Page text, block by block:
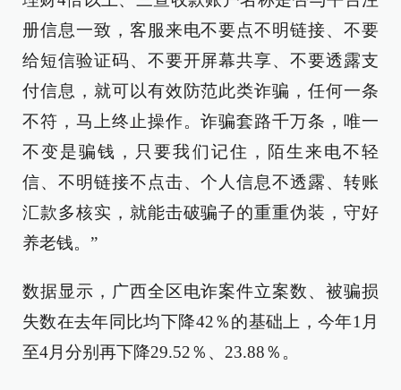
册信息一致，客服来电不要点不明链接、不要
给短信验证码、不要开屏幕共享、不要透露支
付信息，就可以有效防范此类诈骗，任何一条
不符，马上终止操作。诈骗套路千万条，唯一
不变是骗钱，只要我们记住，陌生来电不轻
信、不明链接不点击、个人信息不透露、转账
汇款多核实，就能击破骗子的重重伪装，守好
养老钱。”
数据显示，广西全区电诈案件立案数、被骗损
失数在去年同比均下降42％的基础上，今年1月
至4月分别再下降29.52％、23.88％。